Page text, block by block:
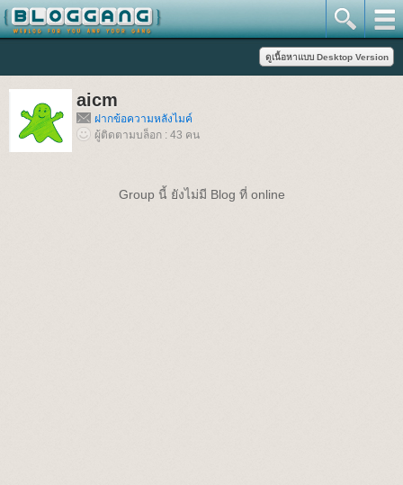
aicm
ฝากข้อความหลังไมค์
ผู้ติดตามบล็อก : 43 คน
Group นี้ ยังไม่มี Blog ที่ online